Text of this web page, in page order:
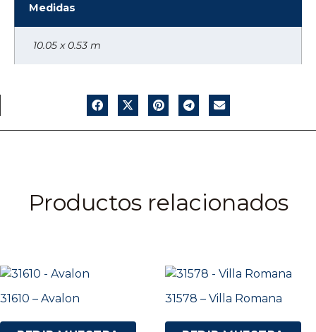
Medidas
10.05 x 0.53 m
Productos relacionados
31610 – Avalon 31578 – Villa Romana